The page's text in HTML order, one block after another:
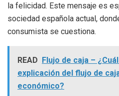
la felicidad. Este mensaje es
sociedad española actual,
consumista se cuestiona.
READ Flujo de caja –
explicación del flujo de
económico?